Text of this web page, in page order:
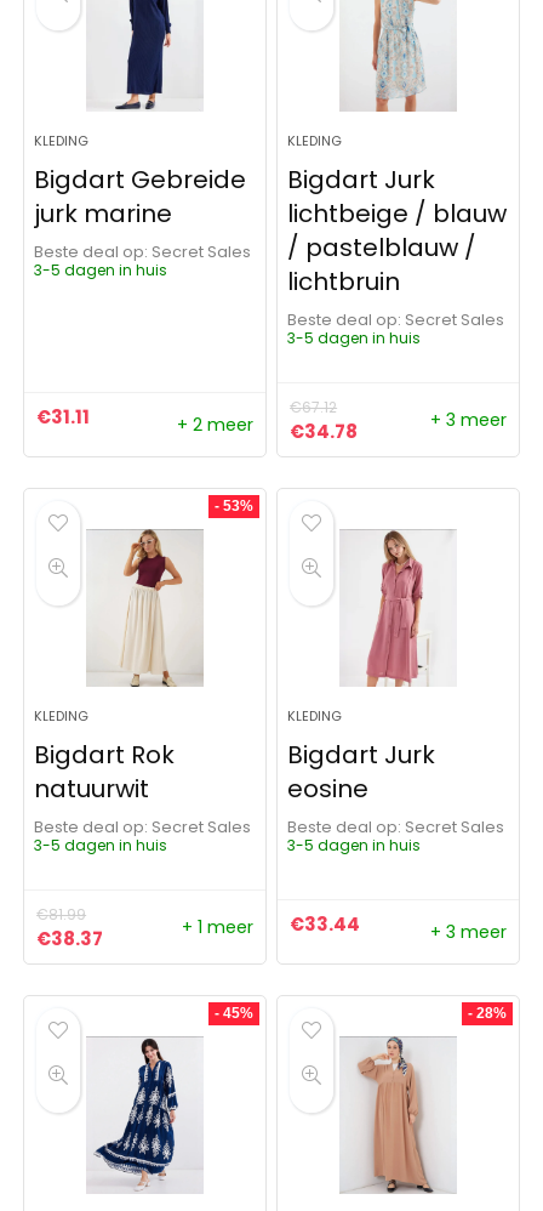
KLEDING
Bigdart Gebreide
jurk marine
Beste deal op:
Secret Sales
3-5 dagen in huis
€31.11 + 2 meer
KLEDING
Bigdart Jurk
lichtbeige / blauw
/ pastelblauw /
lichtbruin
Beste deal op:
Secret Sales
3-5 dagen in huis
€67.12
Oorspronkelijke prijs was:
€34.78 Huidige prijs is:
+ 3 meer
- 53%
KLEDING
Bigdart Rok
natuurwit
Beste deal op:
Secret Sales
3-5 dagen in huis
€81.99
Oorspronkelijke prijs was: €81.99.
€38.37 Huidige prijs is: €38.37.
+ 1 meer
KLEDING
Bigdart Jurk
eosine
Beste deal op:
Secret Sales
3-5 dagen in huis
€33.44 + 3 meer
- 45% - 28%